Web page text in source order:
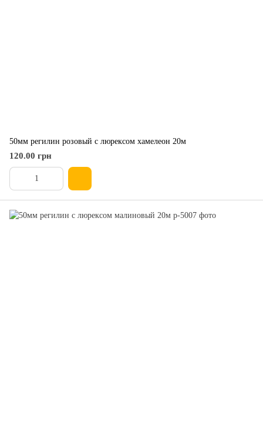
50мм регилин розовый с люрексом хамелеон 20м
120.00 грн